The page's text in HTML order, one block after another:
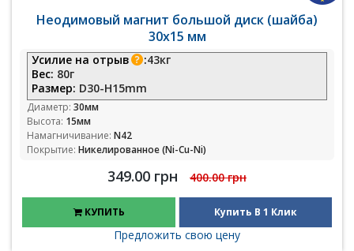
Неодимовый магнит большой диск (шайба)
30х15 мм
Усилие на отрыв :43кг
Вес: 80г
Размер: D30-H15mm
Диаметр: 30мм
Высота: 15мм
Намагничивание: N42
Покрытие: Никелированное (Ni-Cu-Ni)
349.00 грн 400.00 грн
КУПИТЬ Купить В 1 Клик
Предложить свою цену